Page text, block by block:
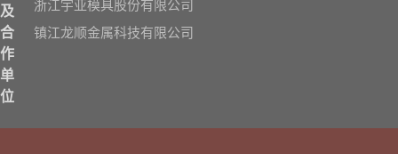
及
合
作
单
位
浙江宇亚模具股份有限公司
镇江龙顺金属科技有限公司